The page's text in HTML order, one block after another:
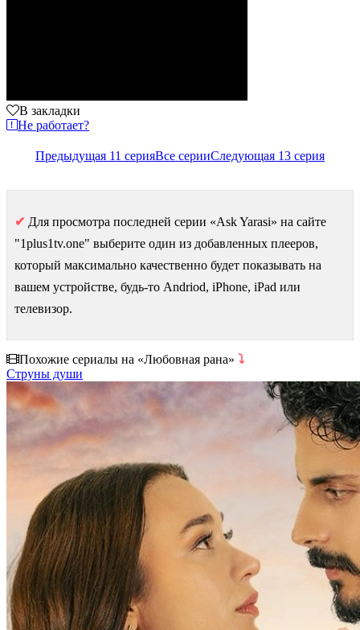
В закладки
Не работает?
Предыдущая 11 серияВсе серииСледующая 13 серия
✔ Для просмотра последней серии «Ask Yarasi» на сайте
"1plus1tv.one" выберите один из добавленных плееров,
который максимально качественно будет показывать на
вашем устройстве, будь-то Andriod, iPhone, iPad или
телевизор.
Похожие сериалы на «Любовная рана» ⤵
Струны души